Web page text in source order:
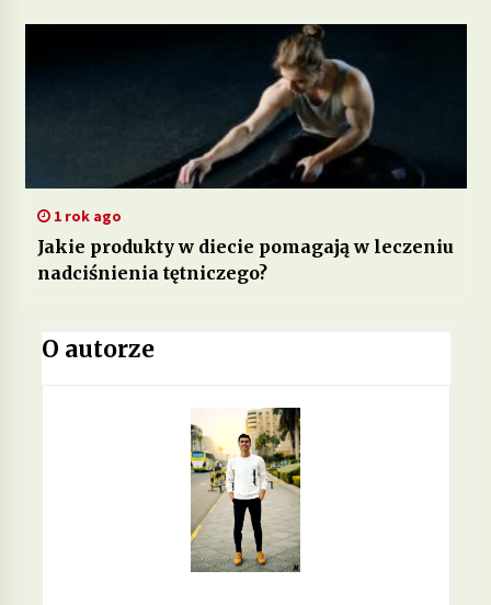
1 rok ago
Jakie produkty w diecie pomagają w leczeniu
nadciśnienia tętniczego?
O autorze